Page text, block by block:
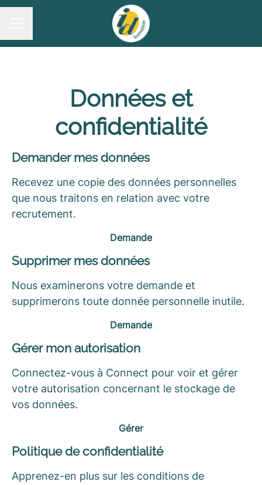
Données et
confidentialité
Demander mes données
Recevez une copie des données personnelles
que nous traitons en relation avec votre
recrutement.
Demande
Supprimer mes données
Nous examinerons votre demande et
supprimerons toute donnée personnelle inutile.
Demande
Gérer mon autorisation
Connectez-vous à Connect pour voir et gérer
votre autorisation concernant le stockage de
vos données.
Gérer
Politique de confidentialité
Apprenez-en plus sur les conditions de